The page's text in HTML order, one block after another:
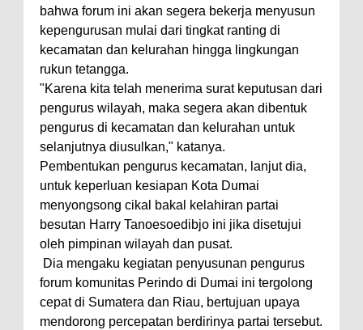
bahwa forum ini akan segera bekerja menyusun
kepengurusan mulai dari tingkat ranting di
kecamatan dan kelurahan hingga lingkungan
rukun tetangga.
"Karena kita telah menerima surat keputusan dari
pengurus wilayah, maka segera akan dibentuk
pengurus di kecamatan dan kelurahan untuk
selanjutnya diusulkan," katanya.
Pembentukan pengurus kecamatan, lanjut dia,
untuk keperluan kesiapan Kota Dumai
menyongsong cikal bakal kelahiran partai
besutan Harry Tanoesoedibjo ini jika disetujui
oleh pimpinan wilayah dan pusat.
Dia mengaku kegiatan penyusunan pengurus
forum komunitas Perindo di Dumai ini tergolong
cepat di Sumatera dan Riau, bertujuan upaya
mendorong percepatan berdirinya partai tersebut.